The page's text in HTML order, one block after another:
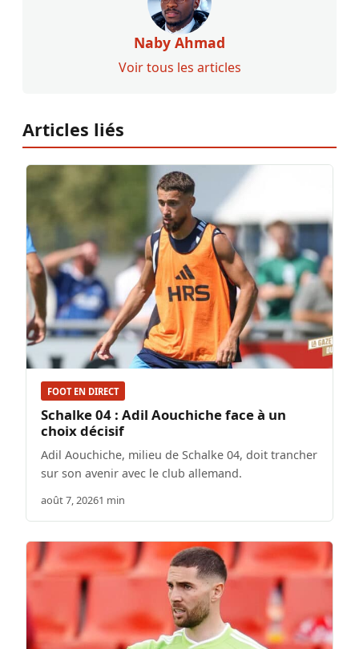
Naby Ahmad
Voir tous les articles
Articles liés
FOOT EN DIRECT
Schalke 04 : Adil Aouchiche face à un
choix décisif
Adil Aouchiche, milieu de Schalke 04, doit trancher
sur son avenir avec le club allemand.
août 7, 20261 min